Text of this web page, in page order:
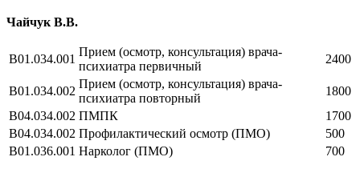
Чайчук В.В.
B01.034.001
Прием (осмотр, консультация) врача-
психиатра первичный
2400
B01.034.002
Прием (осмотр, консультация) врача-
психиатра повторный
1800
B04.034.002 ПМПК
1700
B04.034.002 Профилактический осмотр (ПМО)
500
B01.036.001 Нарколог (ПМО) 700